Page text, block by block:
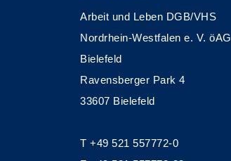
Arbeit und Leben DGB/VHS
Nordrhein-Westfalen e. V. öAG
Bielefeld
Ravensberger Park 4
33607 Bielefeld
T +49 521 557772-0